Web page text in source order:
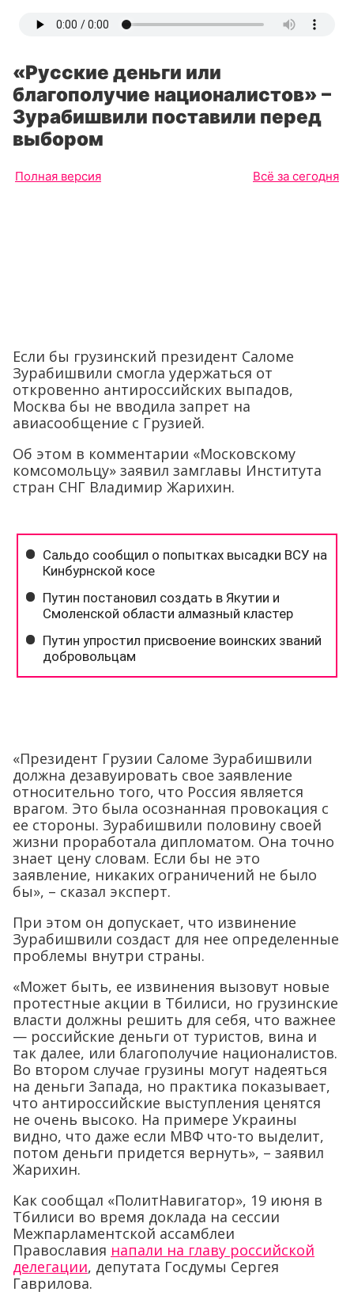
«Русские деньги или
благополучие националистов» –
Зурабишвили поставили перед
выбором
Полная версия Всё за сегодня
Если бы грузинский президент Саломе
Зурабишвили смогла удержаться от
откровенно антироссийских выпадов,
Москва бы не вводила запрет на
авиасообщение с Грузией.
Об этом в комментарии «Московскому
комсомольцу» заявил замглавы Института
стран СНГ Владимир Жарихин.
«Президент Грузии Саломе Зурабишвили
должна дезавуировать свое заявление
относительно того, что Россия является
врагом. Это была осознанная провокация с
ее стороны. Зурабишвили половину своей
жизни проработала дипломатом. Она точно
знает цену словам. Если бы не это
заявление, никаких ограничений не было
бы», – сказал эксперт.
При этом он допускает, что извинение
Зурабишвили создаст для нее определенные
проблемы внутри страны.
«Может быть, ее извинения вызовут новые
протестные акции в Тбилиси, но грузинские
власти должны решить для себя, что важнее
— российские деньги от туристов, вина и
так далее, или благополучие националистов.
Во втором случае грузины могут надеяться
на деньги Запада, но практика показывает,
что антироссийские выступления ценятся
не очень высоко. На примере Украины
видно, что даже если МВФ что-то выделит,
потом деньги придется вернуть», – заявил
Жарихин.
Как сообщал «ПолитНавигатор», 19 июня в
Тбилиси во время доклада на сессии
Межпарламентской ассамблеи
Православия напали на главу российской
делегации, депутата Госдумы Сергея
Гаврилова.